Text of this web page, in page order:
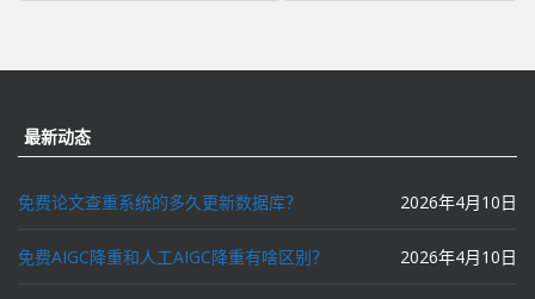
航
最新动态
免费论文查重系统的多久更新数据库？ 2026年4月10日
免费AIGC降重和人工AIGC降重有啥区别？ 2026年4月10日